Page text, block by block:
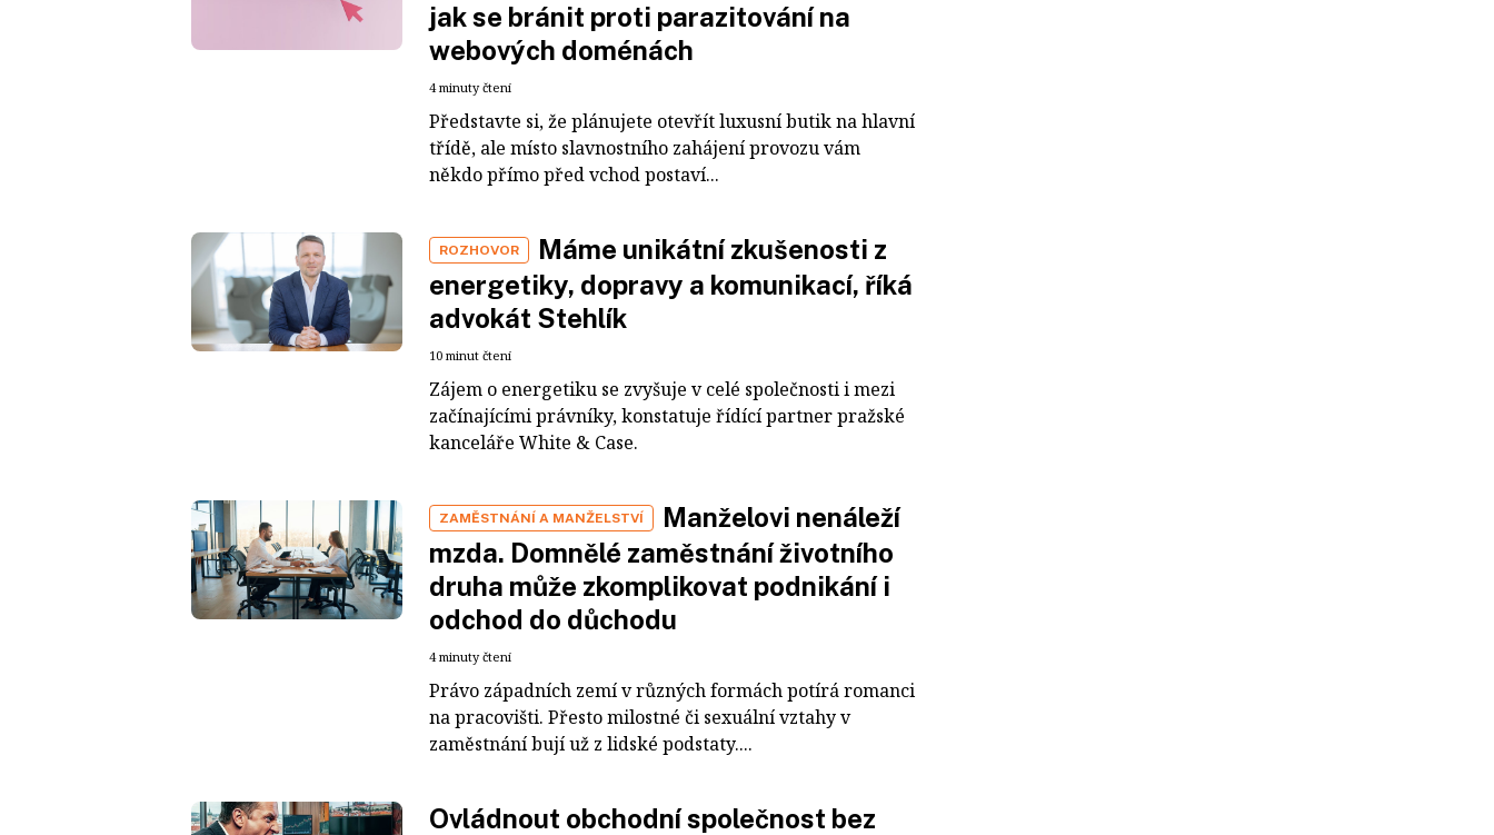
jak se bránit proti parazitování na
webových doménách
4 minuty čtení
Představte si, že plánujete otevřít luxusní butik na hlavní
třídě, ale místo slavnostního zahájení provozu vám
někdo přímo před vchod postaví...
ROZHOVOR
Máme unikátní zkušenosti z
energetiky, dopravy a komunikací, říká
advokát Stehlík
10 minut čtení
Zájem o energetiku se zvyšuje v celé společnosti i mezi
začínajícími právníky, konstatuje řídící partner pražské
kanceláře White & Case.
ZAMĚSTNÁNÍ A MANŽELSTVÍ
Manželovi nenáleží
mzda. Domnělé zaměstnání životního
druha může zkomplikovat podnikání i
odchod do důchodu
4 minuty čtení
Právo západních zemí v různých formách potírá romanci
na pracovišti. Přesto milostné či sexuální vztahy v
zaměstnání bují už z lidské podstaty....
Ovládnout obchodní společnost bez